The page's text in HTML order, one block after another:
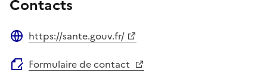
Contacts
https://sante.gouv.fr/
Formulaire de contact